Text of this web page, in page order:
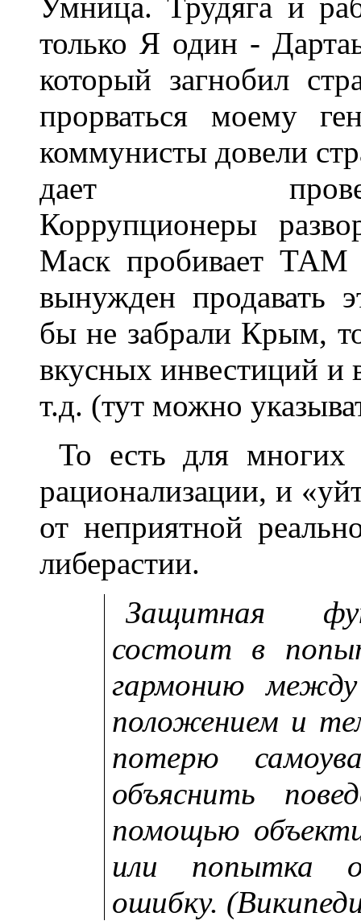
Умница. Трудяга и
только Я один -
который загнобил
прорваться моему
коммунисты довели
дает
Коррупционеры
Маск пробивает
вынужден продавать
бы не забрали Крым,
вкусных инвестиций и
т.д. (тут можно
То есть для многих
рационализации, и
от неприятной
либерастии.
Защитная
состоит в
гармонию
положением и
потерю
объяснить
помощью
или попытка
ошибку.